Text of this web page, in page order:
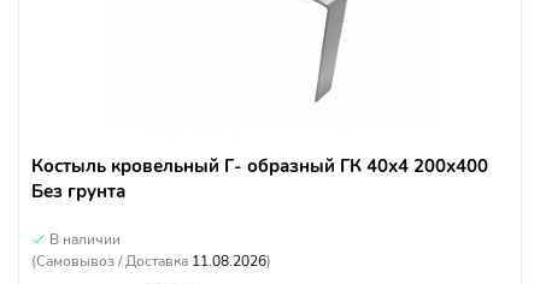
Костыль кровельный Г- образный ГК 40х4 200х400
Без грунта
В наличии
(Самовывоз / Доставка 11.08.2026)